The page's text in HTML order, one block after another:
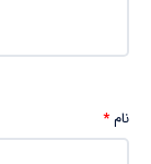
نام*